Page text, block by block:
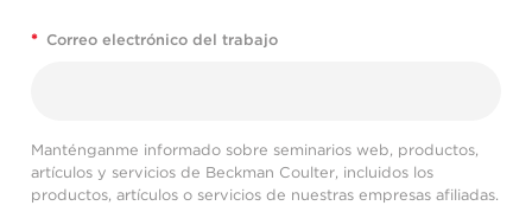
* Correo electrónico del trabajo
Manténganme informado sobre seminarios web, productos,
artículos y servicios de Beckman Coulter, incluidos los
productos, artículos o servicios de nuestras empresas afiliadas.